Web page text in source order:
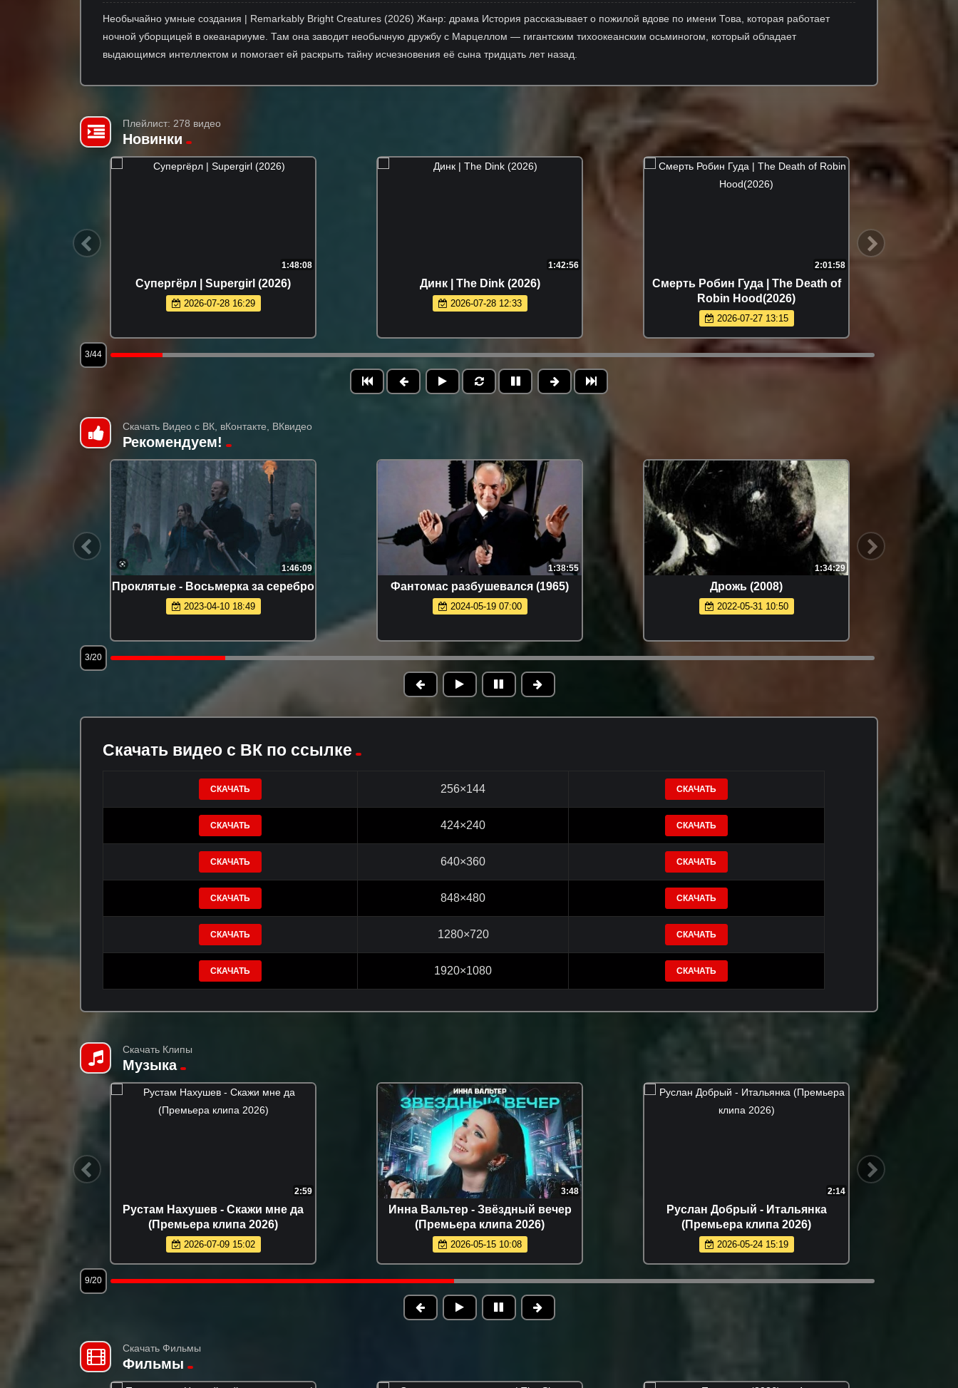
Необычайно умные создания | Remarkably Bright Creatures (2026) Жанр: драма История рассказывает о пожилой вдове по имени Това, которая работает
ночной уборщицей в океанариуме. Там она заводит необычную дружбу с Марцеллом — гигантским тихоокеанским осьминогом, который обладает
выдающимся интеллектом и помогает ей раскрыть тайну исчезновения её сына тридцать лет назад.
Плейлист: 278 видео
Новинки
1:48:08
Супергёрл | Supergirl (2026)
2026-07-28 16:29
1:42:56
Динк | The Dink (2026)
2026-07-28 12:33
2:01:58
Смерть Робин Гуда | The Death of
Robin Hood(2026)
2026-07-27 13:15
3/44
Скачать Видео с ВК, вКонтакте, ВКвидео
Рекомендуем!
1:46:09
Проклятые - Восьмерка за серебро
2023-04-10 18:49
1:38:55
Фантомас разбушевался (1965)
2024-05-19 07:00
1:34:29
Дрожь (2008)
2022-05-31 10:50
3/20
Скачать видео с ВК по ссылке
СКАЧАТЬ 256×144 СКАЧАТЬ
СКАЧАТЬ 424×240 СКАЧАТЬ
СКАЧАТЬ 640×360 СКАЧАТЬ
СКАЧАТЬ 848×480 СКАЧАТЬ
СКАЧАТЬ 1280×720 СКАЧАТЬ
СКАЧАТЬ 1920×1080 СКАЧАТЬ
Скачать Клипы
Музыка
2:28
Бахтавар - Бизнес Леди (Премьера
клипа 2026)
2026-06-11 11:23
3:37
Рустам Нахушев - Кареглазая
(Премьера клипа 2026)
2026-07-23 18:07
2:30
Misty - Летай (Премьера клипа 2026)
2026-06-02 13:00
12/20
Скачать Фильмы
Фильмы